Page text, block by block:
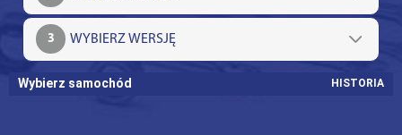
3
Wybierz samochód HISTORIA